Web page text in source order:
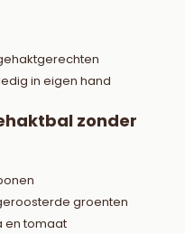
in eigen hand
zonder
groenten
en tomaat